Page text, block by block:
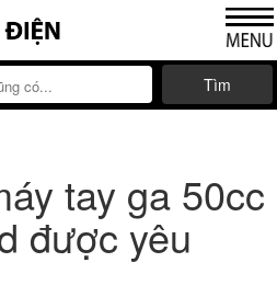
Tìm
tay ga 50cc
được yêu